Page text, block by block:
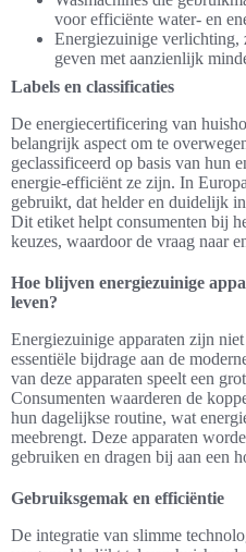
voor efficiënte water- en
Energiezuinige verlichting,
geven met aanzienlijk
Labels en classificaties
De energiecertificering van
belangrijk aspect om te
geclassificeerd op basis van hun
energie-efficiënt ze zijn. In
gebruikt, dat helder en duidelijk
Dit etiket helpt consumenten bij
keuzes, waardoor de vraag naar
Hoe blijven energiezuinige
leven?
Energiezuinige apparaten zijn
essentiële bijdrage aan de
van deze apparaten speelt een
Consumenten waarderen de
hun dagelijkse routine, wat
meebrengt. Deze apparaten
gebruiken en dragen bij aan een
Gebruiksgemak en efficiëntie
De integratie van slimme